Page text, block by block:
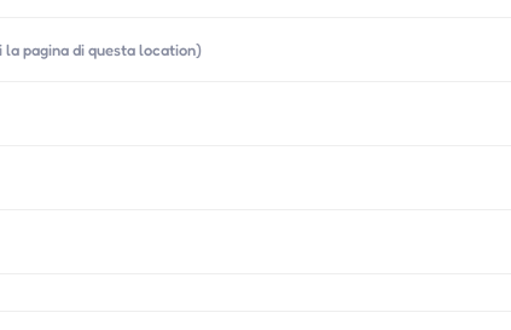
la pagina di questa location)